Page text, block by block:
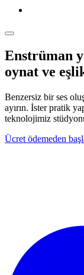
Enstrüman
oynat ve
Benzersiz bir ses
ayırın. İster pratik
teknolojimiz
Ücret ödemeden